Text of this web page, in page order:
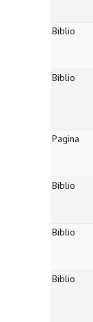
Biblio
Biblio
Pagina
Biblio
Biblio
Biblio